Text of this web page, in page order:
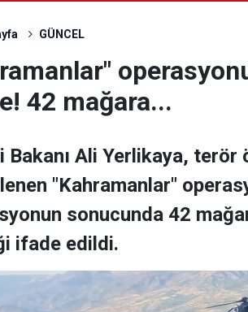
GÜNCEL
42 mağara...
Bakanı Ali Yerlikaya,
"Kahramanlar"
sonucunda 42
ifade edildi.